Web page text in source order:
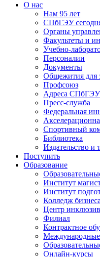
О нас
Нам 95 лет
СПбГЭУ
Органы
Факультеты и
Учебно-
Персоналии
Документы
Общежития для
Профсоюз
Адреса СПбГЭУ
Пресс-служба
Федеральная
Спортивный
Библиотека
Издательство и
Поступить
Образование
Институт
Институт
Колледж
Центр
Филиал
Контрактное
Онлайн-курсы